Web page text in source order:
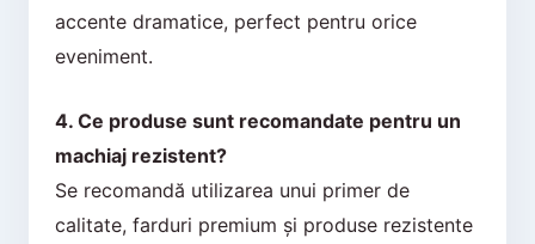
accente dramatice, perfect pentru orice
eveniment.
4. Ce produse sunt recomandate pentru un
machiaj rezistent?
Se recomandă utilizarea unui primer de
calitate, farduri premium și produse rezistente